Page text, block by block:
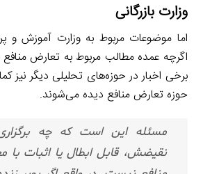
وزارت بازرگانی
اما موضوعات مربوط به وزارت آموزش و
اگرچه عمده مطالب مربوط به تعارض
برخی اخبار در حوزه‌های تحلیلی دیگر نیز
حوزه تعارض منافع دیده می‌شوند.
مسئله این است که چه
نقیضش، قابل ابطال یا اثبات با